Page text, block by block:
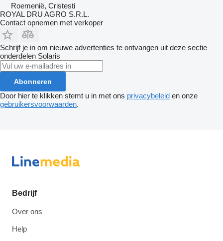
Roemenië, Cristesti
ROYAL DRU AGRO S.R.L.
Contact opnemen met verkoper
Schrijf je in om nieuwe advertenties te ontvangen uit deze sectie
onderdelen Solaris
Abonneren
Door hier te klikken stemt u in met ons privacybeleid en onze
gebruikersvoorwaarden.
Bedrijf
Over ons
Help